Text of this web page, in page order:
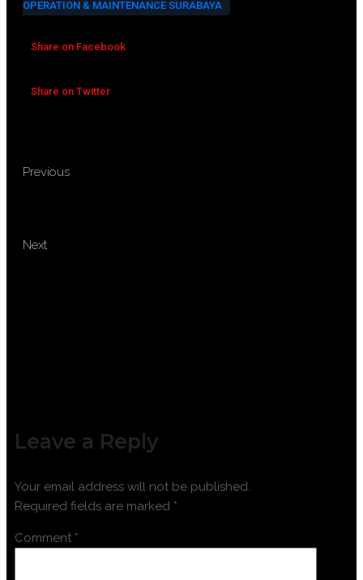
OPERATION & MAINTENANCE SURABAYA
Share on Facebook
Share on Twitter
Previous
Next
Leave a Reply
Your email address will not be published.
Required fields are marked *
Comment *